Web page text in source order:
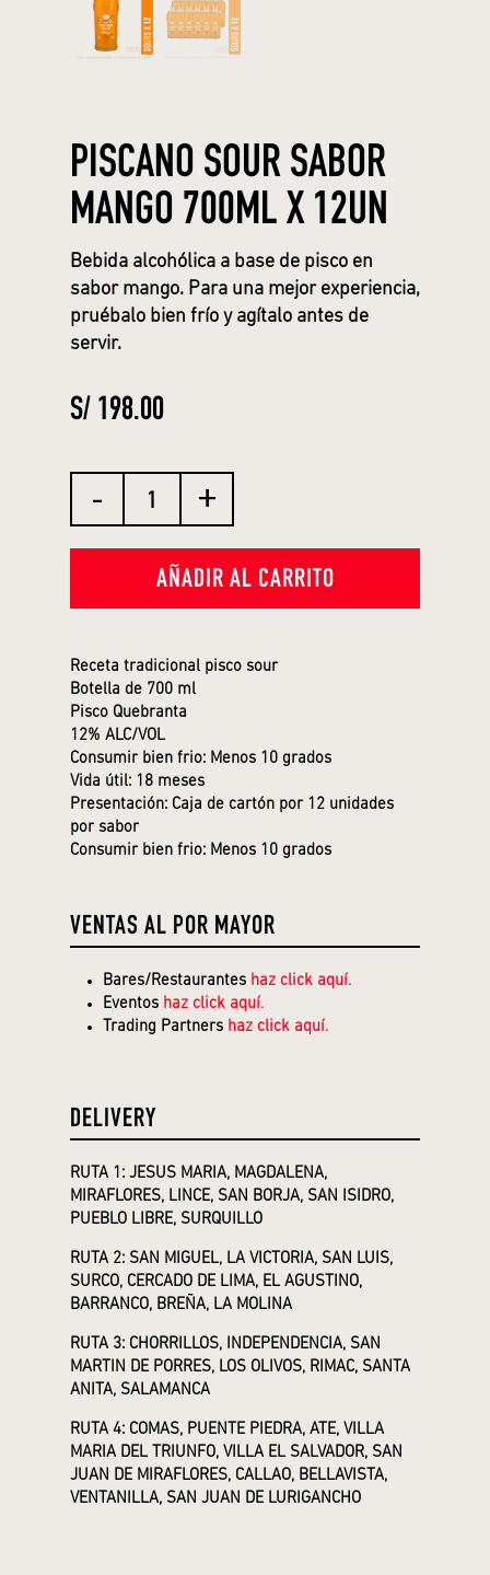
PISCANO SOUR SABOR
MANGO 700ML X 12UN
S/ 198.00
Bebida alcohólica a base de pisco en
sabor mango. Para una mejor experiencia,
pruébalo bien frío y agítalo antes de
servir.
AÑADIR AL CARRITO
Receta tradicional pisco sour
Botella de 700 ml
Pisco Quebranta
12% ALC/VOL
Consumir bien frio: Menos 10 grados
Vida útil: 18 meses
Presentación: Caja de cartón por 12 unidades
por sabor
Consumir bien frio: Menos 10 grados
VENTAS AL POR MAYOR
Bares/Restaurantes haz click aquí.
Eventos haz click aquí.
Trading Partners haz click aquí.
DELIVERY
RUTA 1: JESUS MARIA, MAGDALENA,
MIRAFLORES, LINCE, SAN BORJA, SAN ISIDRO,
PUEBLO LIBRE, SURQUILLO
RUTA 2: SAN MIGUEL, LA VICTORIA, SAN LUIS,
SURCO, CERCADO DE LIMA, EL AGUSTINO,
BARRANCO, BREÑA, LA MOLINA
RUTA 3: CHORRILLOS, INDEPENDENCIA, SAN
MARTIN DE PORRES, LOS OLIVOS, RIMAC, SANTA
ANITA, SALAMANCA
RUTA 4: COMAS, PUENTE PIEDRA, ATE, VILLA
MARIA DEL TRIUNFO, VILLA EL SALVADOR, SAN
JUAN DE MIRAFLORES, CALLAO, BELLAVISTA,
VENTANILLA, SAN JUAN DE LURIGANCHO